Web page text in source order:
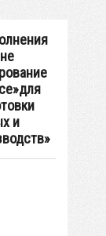
и